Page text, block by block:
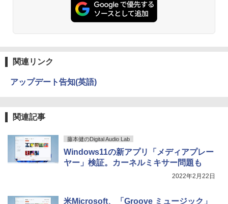
関連リンク
アップデート告知(英語)
関連記事
藤本健のDigital Audio Lab
Windows11の新アプリ「メディアプレー
ヤー」検証。カーネルミキサー問題も
2022年2月22日
米Microsoft、「Groove ミュージック」